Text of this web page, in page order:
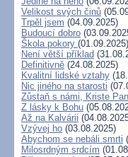
Velikost svých činů
Trpěl jsem (04.09.2025)
Budoucí dobro
Škola pokory (01.09.2025)
Není větší příklad
Definitivně (24.08.2025)
Kvalitní lidské vztahy
Nic jiného na starosti
Zůstaň s námi, Kriste
Z lásky k Bohu
Až na Kalvárii
Vzývej ho (03.08.2025)
Abychom se nebáli smrti
Milosrdným srdcím